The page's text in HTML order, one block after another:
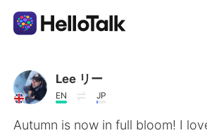
แอปแลกเปลี่ยนทางภาษา
AI Grammar Checker
Lee リー
EN JP
Autumn is now in full bloom! I